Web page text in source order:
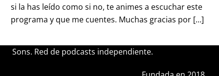
si la has leído como si no, te animes a escuchar este
programa y que me cuentes. Muchas gracias por […]
Sons. Red de podcasts independiente.